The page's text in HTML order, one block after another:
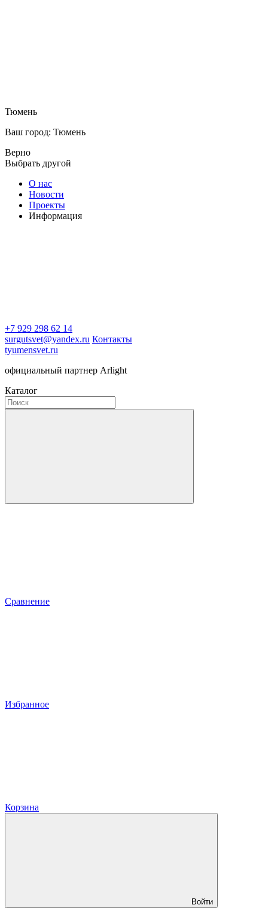
Тюмень
Ваш город: Тюмень
Верно
Выбрать другой
О нас
Новости
Проекты
Информация
+7 929 298 62 14
surgutsvet@yandex.ru Контакты
tyumensvet.ru
официальный партнер Arlight
Каталог
Сравнение
Избранное
Корзина
Войти